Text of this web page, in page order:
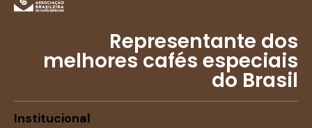
Representante dos
melhores cafés especiais
do Brasil
Institucional